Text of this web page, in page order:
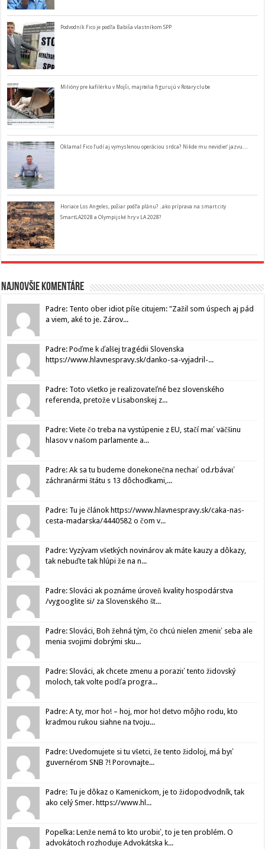
Podvodník Fico je podľa Babiša vlastníkom SPP
Milióny pre kafilérku v Mojši, majitelia figurujú v Rotary clube
Oklamal Fico ľudí aj vymyslenou operáciou srdca? Nikde mu nevidieť jazvu…
Horiace Los Angeles, požiar podľa plánu? ..ako príprava na smart city
SmartLA2028 a Olympijské hry v LA 2028?
Najnovšie komentáre
Padre: Tento ober idiot píše citujem: "Zažil som úspech aj pád
a viem, aké to je. Zárov...
Padre: Poďme k ďalšej tragédii Slovenska
https://www.hlavnespravy.sk/danko-sa-vyjadril-...
Padre: Toto všetko je realizovateľné bez slovenského
referenda, pretože v Lisabonskej z...
Padre: Viete čo treba na vystúpenie z EU, stačí mať väčšinu
hlasov v našom parlamente a...
Padre: Ak sa tu budeme donekonečna nechať od.rbávať
záchranármi štátu s 13 dôchodkami,...
Padre: Tu je článok https://www.hlavnespravy.sk/caka-nas-
cesta-madarska/4440582 o čom v...
Padre: Vyzývam všetkých novinárov ak máte kauzy a dôkazy,
tak nebuďte tak hlúpi že na n...
Padre: Slováci ak poznáme úroveň kvality hospodárstva
/vygooglite si/ za Slovenského št...
Padre: Slováci, Boh žehná tým, čo chcú nielen zmeniť seba ale
menia svojimi dobrými sku...
Padre: Slováci, ak chcete zmenu a poraziť tento židovský
moloch, tak volte podľa progra...
Padre: A ty, mor ho! – hoj, mor ho! detvo môjho rodu, kto
kradmou rukou siahne na tvoju...
Padre: Uvedomujete si tu všetci, že tento židoloj, má byť
guvernérom SNB ?! Porovnajte...
Padre: Tu je dôkaz o Kamenickom, je to židopodvodník, tak
ako celý Smer. https://www.hl...
Popelka: Lenže nemá to kto urobiť, to je ten problém. O
advokátoch rozhoduje Advokátska k...